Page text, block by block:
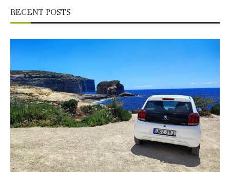
RECENT POSTS